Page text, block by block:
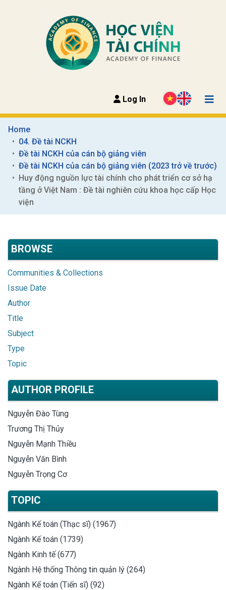
Log In
Home
04. Đề tài NCKH
Đề tài NCKH của cán bộ giảng viên
Đề tài NCKH của cán bộ giảng viên (2023 trở về trước)
Huy động nguồn lực tài chính cho phát triển cơ sở hạ
tầng ở Việt Nam : Đề tài nghiên cứu khoa học cấp Học
viện
BROWSE
Communities & Collections
Issue Date
Author
Title
Subject
Type
Topic
AUTHOR PROFILE
Nguyễn Đào Tùng
Trương Thị Thủy
Nguyễn Mạnh Thiều
Nguyễn Văn Bình
Nguyễn Trọng Cơ
TOPIC
Ngành Kế toán (Thạc sĩ) (1967)
Ngành Kế toán (1739)
Ngành Kinh tế (677)
Ngành Hệ thống Thông tin quản lý (264)
Ngành Kế toán (Tiến sĩ) (92)